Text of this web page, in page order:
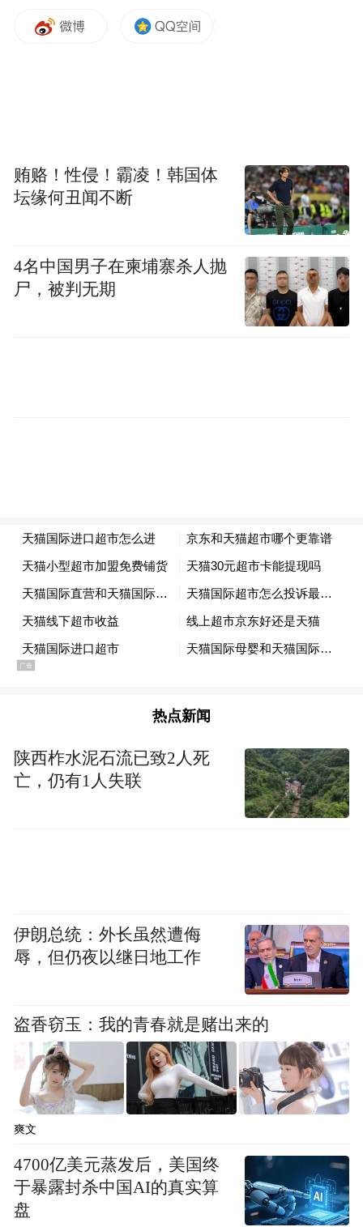
大的，第一期就有一百亿美元，都做是五百
通，能够做得更好一点，能够把这个蛋糕做
大。
特别是在全球化的今天，没有一个国家可以
独立地发展，必须和它的周边有联系的国家
一块，大家互利共盈，才能发展。我想这就
发挥作用，特别是在基础设施互联互通方
面，包括电信的项目一样，不光是道路、铁
路、港口，还有其他一些互联互通的关系，
我想它的作用就在这儿。谢谢。
银行的前董事长李若谷先生，你们在资本融
发银行的董事长胡怀邦，国家开发银行和亚
投行的关系是什么样的？和金砖国家开发银
关系问题，我们今天这个论坛的主题已经给
予了很好的回答，就是多边金融格局中的新
力量。去年金砖银行成立。今年亚投行已经
接近40个国家响应，这说明了几个问题，第
一个是世界经济格局在发生新的变化，这个
变化最突出的一个是亚洲在世界经济增长的
贡献率超过50%，第二个发展中国家和新兴
市场国家占全球经济总量的比例也超过了
50%。新兴市场国家经济的发展需要新的多
边的金融机构。
贿赂！性侵！霸凌！韩国体
坛缘何丑闻不断
4名中国男子在柬埔寨杀人抛
尸，被判无期
热点新闻
陕西柞水泥石流已致2人死
亡，仍有1人失联
伊朗总统：外长虽然遭侮
辱，但仍夜以继日地工作
盗香窃玉：我的青春就是赌出来的
爽文
4700亿美元蒸发后，美国终
于暴露封杀中国AI的真实算
盘